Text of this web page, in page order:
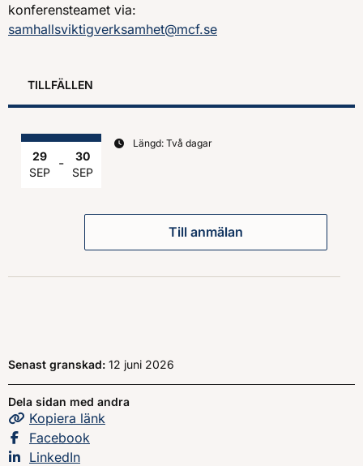
konferensteamet via:
samhallsviktigverksamhet@mcf.se
TILLFÄLLEN
29
SEP
-
30
SEP
Längd: Två dagar
Till anmälan
Senast granskad: 12 juni 2026
Dela sidan med andra
Kopiera sidans
länk
Dela sidan på
Facebook
Dela sidan på
LinkedIn